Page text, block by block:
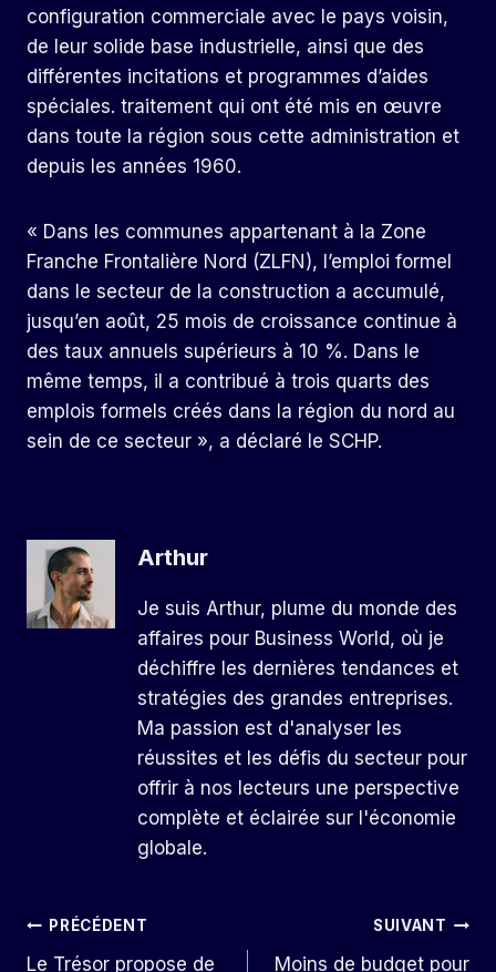
configuration commerciale avec le pays voisin,
de leur solide base industrielle, ainsi que des
différentes incitations et programmes d’aides
spéciales. traitement qui ont été mis en œuvre
dans toute la région sous cette administration et
depuis les années 1960.
« Dans les communes appartenant à la Zone
Franche Frontalière Nord (ZLFN), l’emploi formel
dans le secteur de la construction a accumulé,
jusqu’en août, 25 mois de croissance continue à
des taux annuels supérieurs à 10 %. Dans le
même temps, il a contribué à trois quarts des
emplois formels créés dans la région du nord au
sein de ce secteur », a déclaré le SCHP.
Arthur
Je suis Arthur, plume du monde des
affaires pour Business World, où je
déchiffre les dernières tendances et
stratégies des grandes entreprises.
Ma passion est d'analyser les
réussites et les défis du secteur pour
offrir à nos lecteurs une perspective
complète et éclairée sur l'économie
globale.
Navigation
PRÉCÉDENT
Le Trésor propose de
SUIVANT
Moins de budget pour